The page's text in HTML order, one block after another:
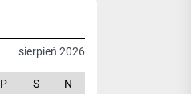
sierpień 2026
P S N